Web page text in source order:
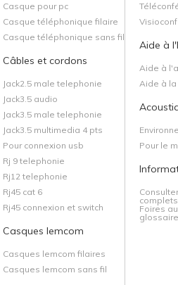
Casque pour pc
Casque téléphonique filaire
Casque téléphonique sans fil
Câbles et cordons
Jack2.5 male telephonie
Jack3.5 audio
Jack3.5 male telephonie
Jack3.5 multimedia 4 pts
Pour connexion usb
Rj 9 telephonie
Rj12 telephonie
Rj45 cat 6
Rj45 connexion et switch
Casques lemcom
Casques lemcom filaires
Casques lemcom sans fil
Aide à
Aide à
Aide à
Pour le
Foires